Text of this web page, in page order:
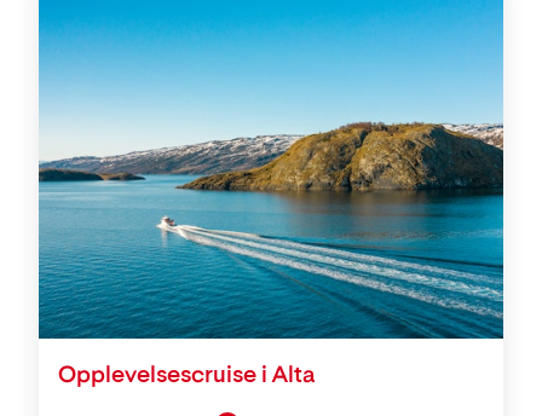
Opplevelsescruise i Alta